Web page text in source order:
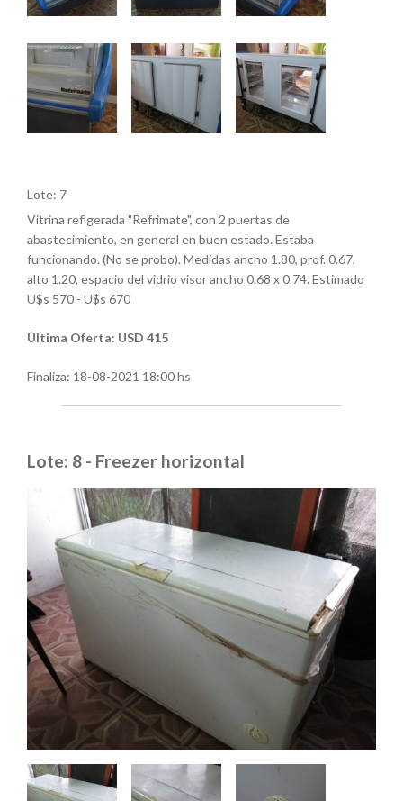
Lote: 7
Vitrina refigerada "Refrimate", con 2 puertas de
abastecimiento, en general en buen estado. Estaba
funcionando. (No se probo). Medidas ancho 1.80, prof. 0.67,
alto 1.20, espacio del vidrio visor ancho 0.68 x 0.74. Estimado
U$s 570 - U$s 670
Última Oferta: USD 415
Finaliza: 18-08-2021 18:00 hs
Lote: 8 - Freezer horizontal